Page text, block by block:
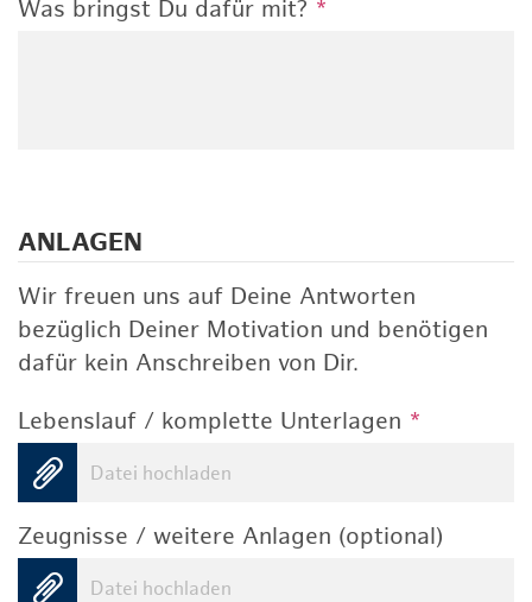
Was bringst Du dafür mit? *
ANLAGEN
Wir freuen uns auf Deine Antworten
bezüglich Deiner Motivation und benötigen
dafür kein Anschreiben von Dir.
Lebenslauf / komplette Unterlagen *
Datei hochladen
Zeugnisse / weitere Anlagen (optional)
Datei hochladen